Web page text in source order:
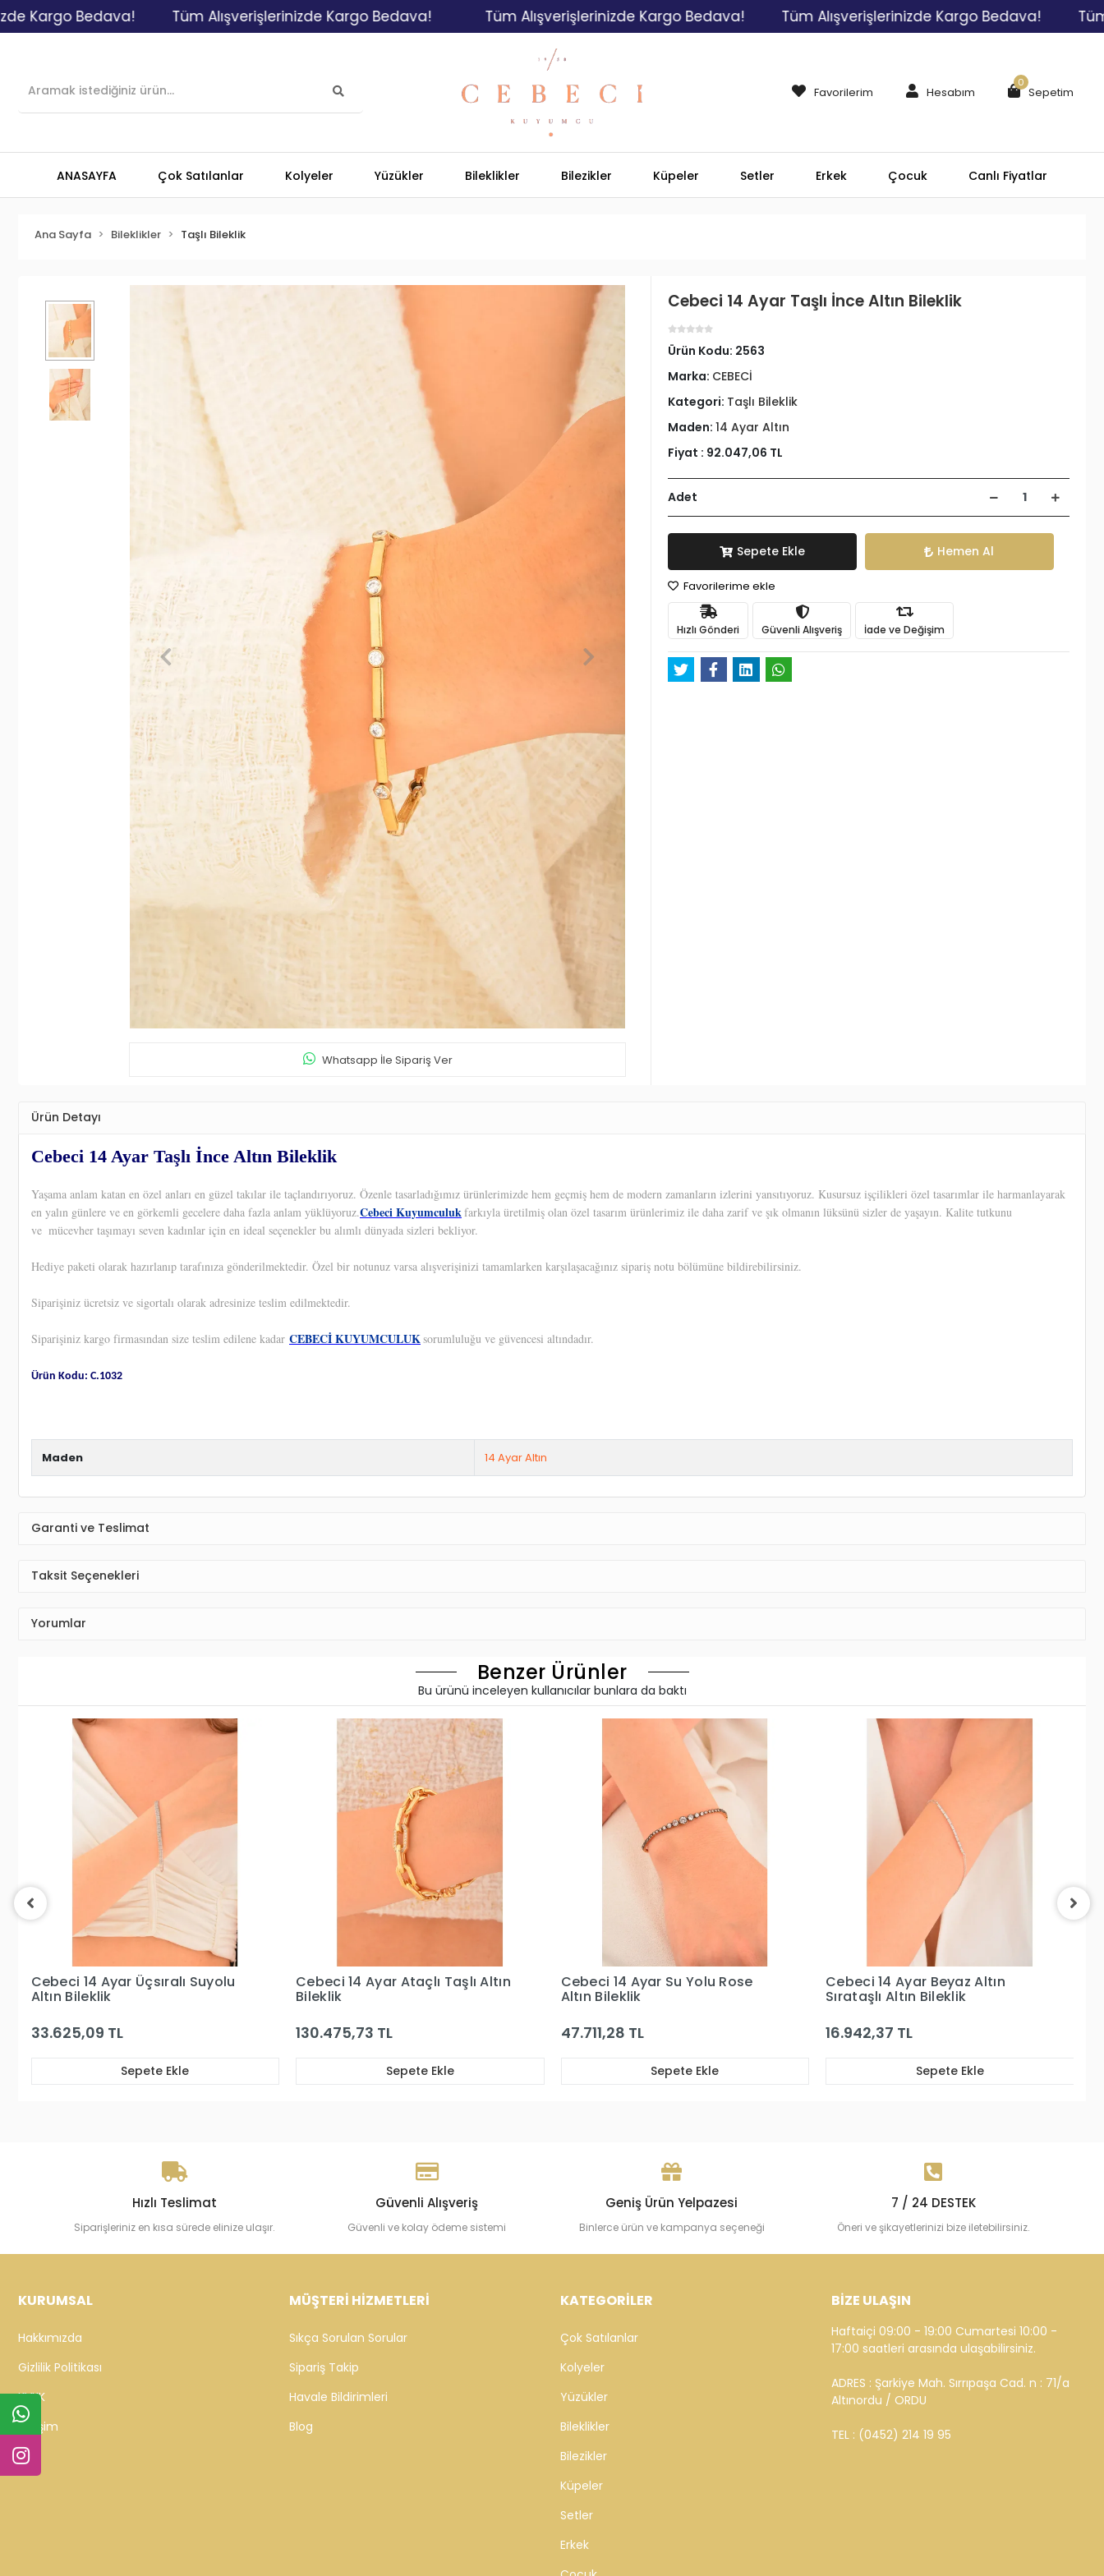
Bedava! Tüm Alışverişlerinizde Kargo Bedava! Tüm Alışverişlerinizde Kargo Bedava! Tüm Alışverişlerinizde Kargo Bedava! Tüm
Favorilerim Hesabım Sepetim
0
ANASAYFA Çok Satılanlar Kolyeler Yüzükler Bileklikler Bilezikler Küpeler Setler Erkek Çocuk Canlı Fiyatlar
Ana Sayfa Bileklikler Taşlı Bileklik
Whatsapp İle Sipariş Ver
Cebeci 14 Ayar Taşlı İnce Altın Bileklik
Ürün Kodu: 2563
Marka: CEBECİ
Kategori: Taşlı Bileklik
Maden: 14 Ayar Altın
Fiyat : 92.047,06 TL
Adet
Sepete Ekle Hemen Al
Favorilerime ekle
Hızlı Gönderi Güvenli Alışveriş İade ve Değişim
Ürün Detayı
Cebeci 14 Ayar Taşlı İnce Altın Bileklik
Yaşama anlam katan en özel anları en güzel takılar ile taçlandırıyoruz. Özenle tasarladığımız ürünlerimizde hem geçmiş hem de modern zamanların izlerini yansıtıyoruz. Kusursuz işçilikleri özel tasarımlar ile harmanlayarak
en yalın günlere ve en görkemli gecelere daha fazla anlam yüklüyoruz.Cebeci Kuyumculukfarkıyla üretilmiş olan özel tasarım ürünlerimiz ile daha zarif ve şık olmanın lüksünü sizler de yaşayın. Kalite tutkunu
ve mücevher taşımayı seven kadınlar için en ideal seçenekler bu alımlı dünyada sizleri bekliyor.
Hediye paketi olarak hazırlanıp tarafınıza gönderilmektedir. Özel bir notunuz varsa alışverişinizi tamamlarken karşılaşacağınız sipariş notu bölümüne bildirebilirsiniz.
Siparişiniz ücretsiz ve sigortalı olarak adresinize teslim edilmektedir.
Siparişiniz kargo firmasından size teslim edilene kadar CEBECİ KUYUMCULUKsorumluluğu ve güvencesi altındadır.
Ürün Kodu: C.1032
Maden 14 Ayar Altın
Garanti ve Teslimat
Taksit Seçenekleri
Yorumlar
Benzer Ürünler
Bu ürünü inceleyen kullanıcılar bunlara da baktı
Cebeci 14 Ayar Üçsıralı Suyolu
Altın Bileklik
33.625,09 TL
Sepete Ekle
Cebeci 14 Ayar Ataçlı Taşlı Altın
Bileklik
130.475,73 TL
Sepete Ekle
Cebeci 14 Ayar Su Yolu Rose
Altın Bileklik
47.711,28 TL
Sepete Ekle
Cebeci 14 Ayar Beyaz Altın
Sırataşlı Altın Bileklik
16.942,37 TL
Sepete Ekle
Hızlı Teslimat
Siparişleriniz en kısa sürede elinize ulaşır.
Güvenli Alışveriş
Güvenli ve kolay ödeme sistemi
Geniş Ürün Yelpazesi
Binlerce ürün ve kampanya seçeneği
7 / 24 DESTEK
Öneri ve şikayetlerinizi bize iletebilirsiniz.
KURUMSAL
Hakkımızda
Gizlilik Politikası
KVKK
İletişim
MÜŞTERİ HİZMETLERİ
Sıkça Sorulan Sorular
Sipariş Takip
Havale Bildirimleri
Blog
KATEGORİLER
Çok Satılanlar
Kolyeler
Yüzükler
Bileklikler
Bilezikler
Küpeler
Setler
Erkek
BİZE ULAŞIN
Haftaiçi 09:00 - 19:00 Cumartesi 10:00 -
17:00 saatleri arasında ulaşabilirsiniz.
ADRES : Şarkiye Mah. Sırrıpaşa Cad. n : 71/a
Altınordu / ORDU
TEL : (0452) 214 19 95